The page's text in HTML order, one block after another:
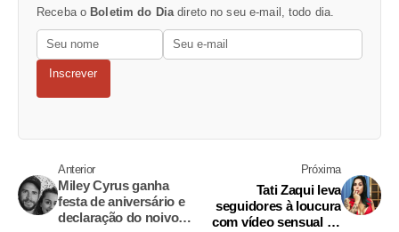
Receba o Boletim do Diadireto no seu e-mail, todo dia.
Inscrever
Anterior
Miley Cyrus ganha
festa de aniversário e
declaração do noivo
Próxima
Tati Zaqui leva
seguidores à loucura
com vídeo sensual de